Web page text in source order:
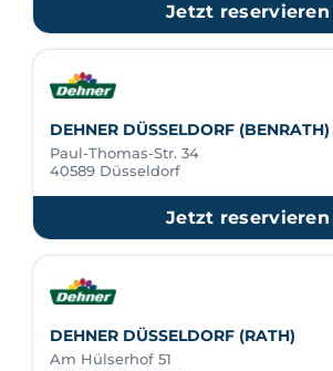
Jetzt reservieren
DEHNER DÜSSELDORF (BENRATH)
Paul-Thomas-Str. 34
40589 Düsseldorf
Jetzt reservieren
DEHNER DÜSSELDORF (RATH)
Am Hülserhof 51